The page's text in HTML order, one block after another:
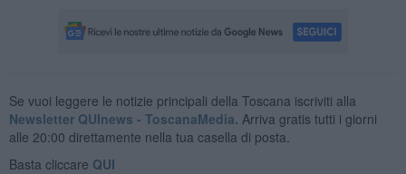
Se vuoi leggere le notizie principali della Toscana iscriviti alla
Newsletter QUInews - ToscanaMedia. Arriva gratis tutti i giorni
alle 20:00 direttamente nella tua casella di posta.
Basta cliccare QUI